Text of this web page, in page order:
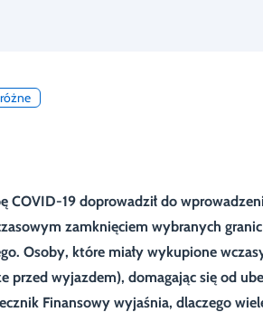
COVID-19 doprowadził do
zamknięciem wybranych
Osoby, które miały wykupione
przed wyjazdem), domagając się od
Finansowy wyjaśnia, dlaczego